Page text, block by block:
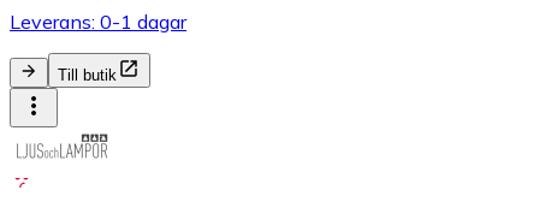
Leverans: 0-1 dagar
Till butik